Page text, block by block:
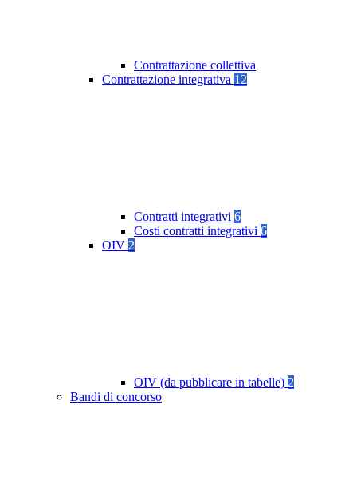
Contrattazione collettiva
Contrattazione integrativa 12
Contratti integrativi 6
Costi contratti integrativi 6
OIV 2
OIV (da pubblicare in tabelle) 2
Bandi di concorso